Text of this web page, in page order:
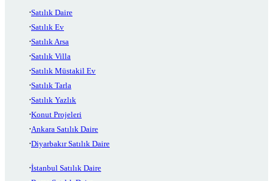
Satılık Daire
Satılık Ev
Satılık Arsa
Satılık Villa
Satılık Müstakil Ev
Satılık Tarla
Satılık Yazlık
Konut Projeleri
Ankara Satılık Daire
Diyarbakır Satılık Daire
İstanbul Satılık Daire